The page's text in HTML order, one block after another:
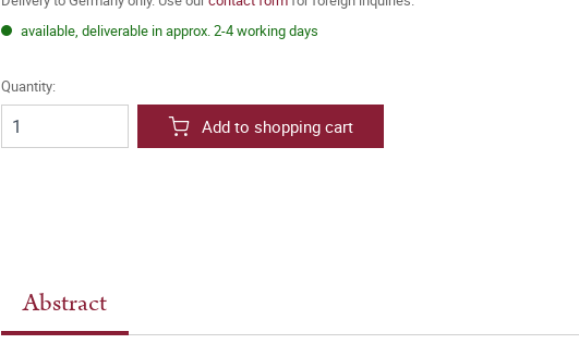
available, deliverable in approx. 2-4 working days
Quantity:
Add to shopping cart
Abstract